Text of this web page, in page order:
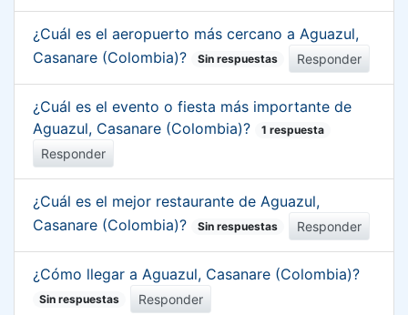
¿Cuál es el aeropuerto más cercano a Aguazul,
Casanare (Colombia)?
Sin respuestas Responder
¿Cuál es el evento o fiesta más importante de
Aguazul, Casanare (Colombia)?
1 respuesta
Responder
¿Cuál es el mejor restaurante de Aguazul,
Casanare (Colombia)?
Sin respuestas Responder
¿Cómo llegar a Aguazul, Casanare (Colombia)?
Sin respuestas Responder